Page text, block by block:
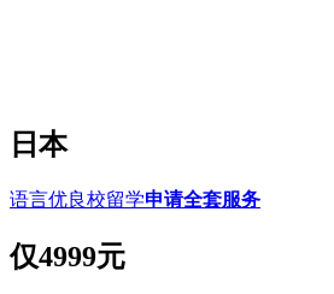
日本
语言优良校留学申请全套服务
仅4999元